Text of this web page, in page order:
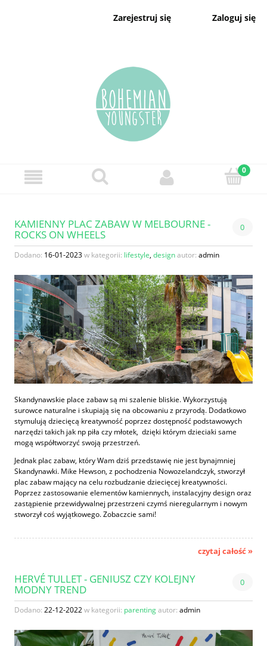
Zarejestruj się Zaloguj się
KAMIENNY PLAC ZABAW W MELBOURNE -
ROCKS ON WHEELS
0
Dodano: 16-01-2023w kategorii: lifestyle, designautor: admin
Skandynawskie place zabaw są mi szalenie bliskie. Wykorzystują
surowce naturalne i skupiają się na obcowaniu z przyrodą. Dodatkowo
stymulują dziecięcą kreatywność poprzez dostępność podstawowych
narzędzi takich jak np piła czy młotek, dzięki którym dzieciaki same
mogą współtworzyć swoją przestrzeń.
Jednak plac zabaw, który Wam dziś przedstawię nie jest bynajmniej
Skandynawki. Mike Hewson, z pochodzenia Nowozelandczyk, stworzył
plac zabaw mający na celu rozbudzanie dziecięcej kreatywności.
Poprzez zastosowanie elementów kamiennych, instalacyjny design oraz
zastąpienie przewidywalnej przestrzeni czymś nieregularnym i nowym
stworzył coś wyjątkowego. Zobaczcie sami!
czytaj całość »
HERVÉ TULLET - GENIUSZ CZY KOLEJNY
MODNY TREND
0
Dodano: 22-12-2022w kategorii: parentingautor: admin